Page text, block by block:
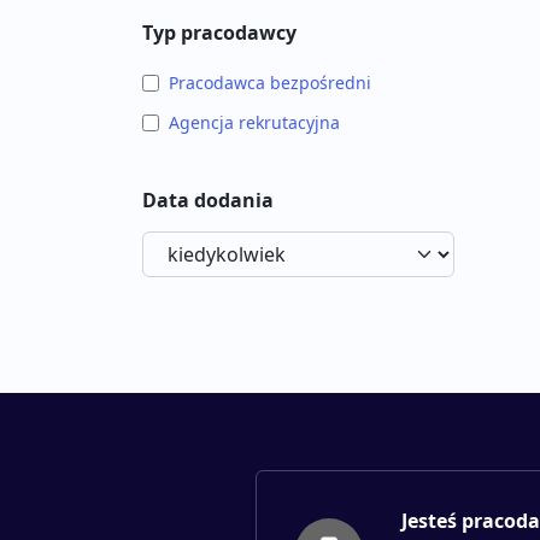
Typ pracodawcy
Pracodawca bezpośredni
Agencja rekrutacyjna
Data dodania
Jesteś